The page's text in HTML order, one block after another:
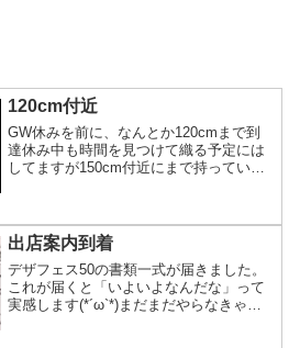
120cm付近
GW休みを前に、なんとか120cmまで到
達休み中も時間を見つけて織る予定には
してますが150cm付近にまで持っていけ
だったり冬の海だったり、晴れた日や雨
の日それぞれの...
出店案内到着
デザフェス50の書類一式が届きました。
これが届くと「いよいよなんだな」って
実感します(*´ω`*)まだまだやらなきゃい